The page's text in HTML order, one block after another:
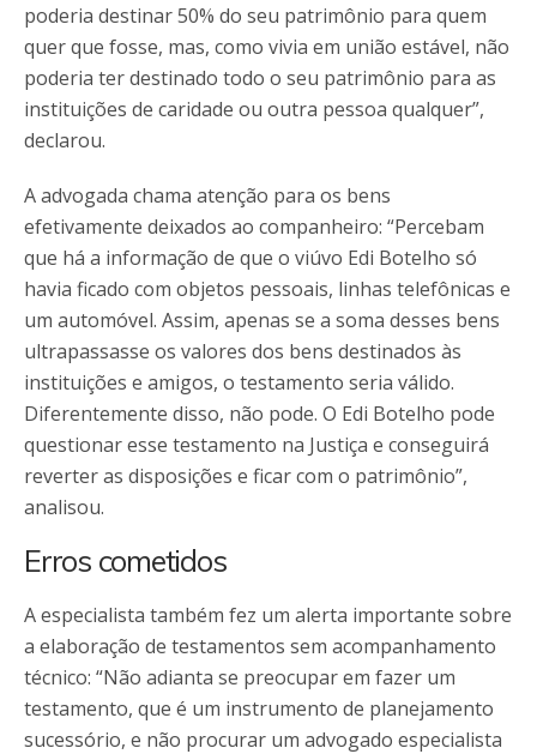
poderia destinar 50% do seu patrimônio para quem
quer que fosse, mas, como vivia em união estável, não
poderia ter destinado todo o seu patrimônio para as
instituições de caridade ou outra pessoa qualquer”,
declarou.
A advogada chama atenção para os bens
efetivamente deixados ao companheiro: “Percebam
que há a informação de que o viúvo Edi Botelho só
havia ficado com objetos pessoais, linhas telefônicas e
um automóvel. Assim, apenas se a soma desses bens
ultrapassasse os valores dos bens destinados às
instituições e amigos, o testamento seria válido.
Diferentemente disso, não pode. O Edi Botelho pode
questionar esse testamento na Justiça e conseguirá
reverter as disposições e ficar com o patrimônio”,
analisou.
Erros cometidos
A especialista também fez um alerta importante sobre
a elaboração de testamentos sem acompanhamento
técnico: “Não adianta se preocupar em fazer um
testamento, que é um instrumento de planejamento
sucessório, e não procurar um advogado especialista